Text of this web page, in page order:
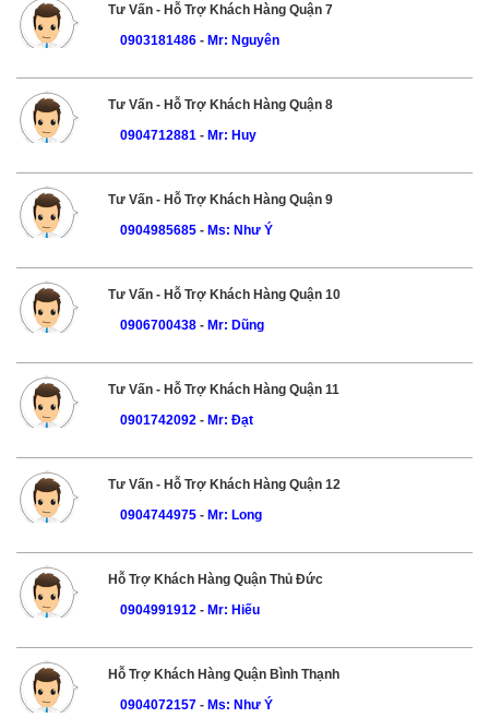
Tư Vấn - Hỗ Trợ Khách Hàng Quận 7
0903181486- Mr: Nguyên
Tư Vấn - Hỗ Trợ Khách Hàng Quận 8
0904712881- Mr: Huy
Tư Vấn - Hỗ Trợ Khách Hàng Quận 9
0904985685- Ms: Như Ý
Tư Vấn - Hỗ Trợ Khách Hàng Quận 10
0906700438- Mr: Dũng
Tư Vấn - Hỗ Trợ Khách Hàng Quận 11
0901742092- Mr: Đạt
Tư Vấn - Hỗ Trợ Khách Hàng Quận 12
0904744975- Mr: Long
Hỗ Trợ Khách Hàng Quận Thủ Đức
0904991912- Mr: Hiếu
Hỗ Trợ Khách Hàng Quận Bình Thạnh
0904072157- Ms: Như Ý